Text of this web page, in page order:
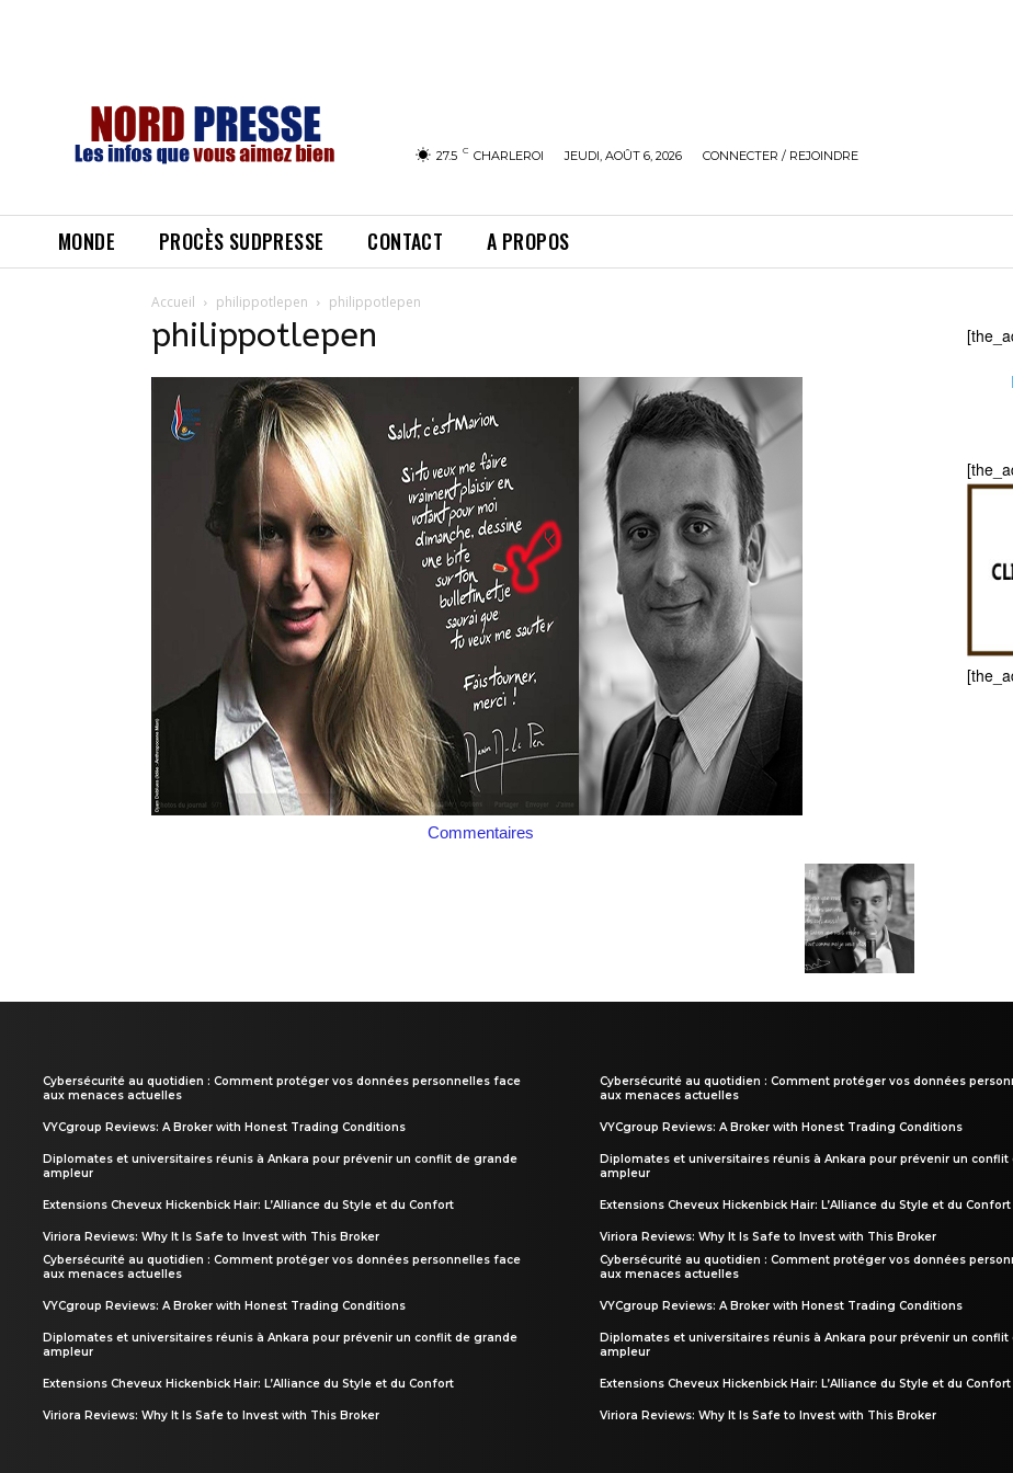
27.5 C CHARLEROI JEUDI, AOÛT 6, 2026 CONNECTER / REJOINDRE
MONDE PROCÈS SUDPRESSE CONTACT A PROPOS
Accueil philippotlepen philippotlepen
philippotlepen
Commentaires
Cybersécurité au quotidien : Comment protéger vos données personnelles face
aux menaces actuelles
VYCgroup Reviews: A Broker with Honest Trading Conditions
Diplomates et universitaires réunis à Ankara pour prévenir un conflit de grande
ampleur
Extensions Cheveux Hickenbick Hair: L’Alliance du Style et du Confort
Viriora Reviews: Why It Is Safe to Invest with This Broker
Cybersécurité au quotidien : Comment protéger vos données personnelles face
aux menaces actuelles
VYCgroup Reviews: A Broker with Honest Trading Conditions
Diplomates et universitaires réunis à Ankara pour prévenir un conflit de grande
ampleur
Extensions Cheveux Hickenbick Hair: L’Alliance du Style et du Confort
Viriora Reviews: Why It Is Safe to Invest with This Broker
Cybersécurité au quotidien : Comment protéger vos données
aux menaces actuelles
VYCgroup Reviews: A Broker with Honest Trading Conditions
Diplomates et universitaires réunis à Ankara pour prévenir un conflit
ampleur
Extensions Cheveux Hickenbick Hair: L’Alliance du Style et du Confort
Viriora Reviews: Why It Is Safe to Invest with This Broker
Cybersécurité au quotidien : Comment protéger vos données
aux menaces actuelles
VYCgroup Reviews: A Broker with Honest Trading Conditions
Diplomates et universitaires réunis à Ankara pour prévenir un conflit
ampleur
Extensions Cheveux Hickenbick Hair: L’Alliance du Style et du Confort
Viriora Reviews: Why It Is Safe to Invest with This Broker